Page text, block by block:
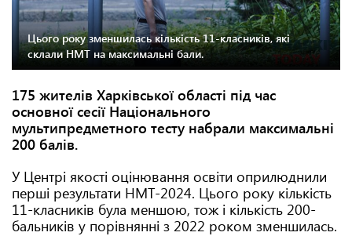
Цього року зменшилась кількість 11-класників, які
склали НМТ на максимальні бали.
175 жителів Харківської області під час
основної сесії Національного
мультипредметного тесту набрали максимальні
200 балів.
У Центрі якості оцінювання освіти оприлюднили
перші результати НМТ-2024. Цього року кількість
11-класників була меншою, тож і кількість 200-
бальників у порівнянні з 2022 роком зменшилась.